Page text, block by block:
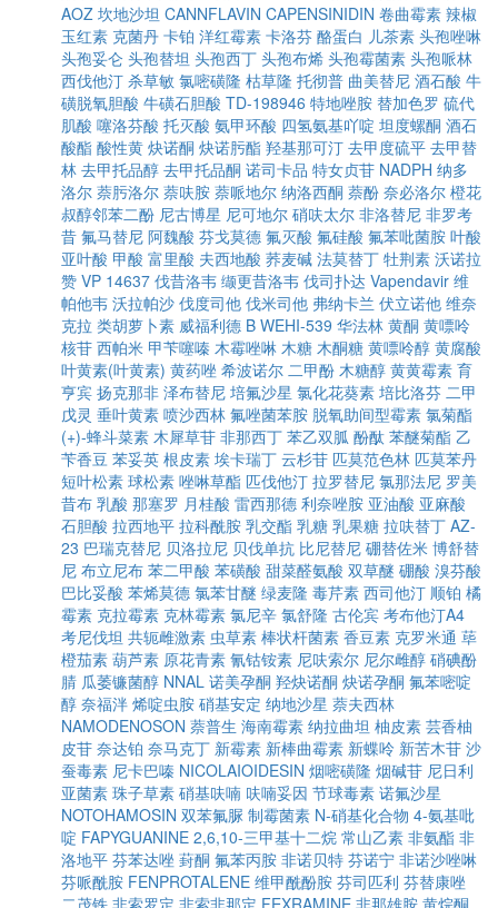
AOZ 坎地沙坦 CANNFLAVIN CAPENSINIDIN 卷曲霉素 辣椒
玉红素 克菌丹 卡铂 洋红霉素 卡洛芬 酪蛋白 儿茶素 头孢唑啉
头孢妥仑 头孢替坦 头孢西丁 头孢布烯 头孢霉菌素 头孢哌林
西伐他汀 杀草敏 氯嘧磺隆 枯草隆 托彻普 曲美替尼 酒石酸 牛
磺脱氧胆酸 牛磺石胆酸 TD-198946 特地唑胺 替加色罗 硫代
肌酸 噻洛芬酸 托灭酸 氨甲环酸 四氢氨基吖啶 坦度螺酮 酒石
酸酯 酸性黄 炔诺酮 炔诺肟酯 羟基那可汀 去甲度硫平 去甲替
林 去甲托品醇 去甲托品酮 诺司卡品 特女贞苷 NADPH 纳多
洛尔 萘肟洛尔 萘呋胺 萘哌地尔 纳洛西酮 萘酚 奈必洛尔 橙花
叔醇邻苯二酚 尼古博星 尼可地尔 硝呋太尔 非洛替尼 非罗考
昔 氟马替尼 阿魏酸 芬戈莫德 氟灭酸 氟硅酸 氟苯吡菌胺 叶酸
亚叶酸 甲酸 富里酸 夫西地酸 荞麦碱 法莫替丁 牡荆素 沃诺拉
赞 VP 14637 伐昔洛韦 缬更昔洛韦 伐司扑达 Vapendavir 维
帕他韦 沃拉帕沙 伐度司他 伐米司他 弗纳卡兰 伏立诺他 维奈
克拉 类胡萝卜素 威福利德 B WEHI-539 华法林 黄酮 黄嘌呤
核苷 西帕米 甲苄噻嗪 木霉唑啉 木糖 木酮糖 黄嘌呤醇 黄腐酸
叶黄素(叶黄素) 黄药唑 希波诺尔 二甲酚 木糖醇 黄黄霉素 育
亨宾 扬克那非 泽布替尼 培氟沙星 氯化花葵素 培比洛芬 二甲
戊灵 垂叶黄素 喷沙西林 氟唑菌苯胺 脱氧助间型霉素 氯菊酯
(+)-蜂斗菜素 木犀草苷 非那西丁 苯乙双胍 酚酞 苯醚菊酯 乙
苄香豆 苯妥英 根皮素 埃卡瑞丁 云杉苷 匹莫范色林 匹莫苯丹
短叶松素 球松素 唑啉草酯 匹伐他汀 拉罗替尼 氯那法尼 罗美
昔布 乳酸 那塞罗 月桂酸 雷西那德 利奈唑胺 亚油酸 亚麻酸
石胆酸 拉西地平 拉科酰胺 乳交酯 乳糖 乳果糖 拉呋替丁 AZ-
23 巴瑞克替尼 贝洛拉尼 贝伐单抗 比尼替尼 硼替佐米 博舒替
尼 布立尼布 苯二甲酸 苯磺酸 甜菜醛氨酸 双草醚 硼酸 溴芬酸
巴比妥酸 苯烯莫德 氯苯甘醚 绿麦隆 毒芹素 西司他汀 顺铂 橘
霉素 克拉霉素 克林霉素 氯尼辛 氯舒隆 古伦宾 考布他汀A4
考尼伐坦 共轭雌激素 虫草素 棒状杆菌素 香豆素 克罗米通 荜
橙茄素 葫芦素 原花青素 氰钴铵素 尼呋索尔 尼尔雌醇 硝碘酚
腈 瓜萎镰菌醇 NNAL 诺美孕酮 羟炔诺酮 炔诺孕酮 氟苯嘧啶
醇 奈福泮 烯啶虫胺 硝基安定 纳地沙星 萘夫西林
NAMODENOSON 萘普生 海南霉素 纳拉曲坦 柚皮素 芸香柚
皮苷 奈达铂 奈马克丁 新霉素 新棒曲霉素 新蝶呤 新苦木苷 沙
蚕毒素 尼卡巴嗪 NICOLAIOIDESIN 烟嘧磺隆 烟碱苷 尼日利
亚菌素 珠子草素 硝基呋喃 呋喃妥因 节球毒素 诺氟沙星
NOTOHAMOSIN 双苯氟脲 制霉菌素 N-硝基化合物 4-氨基吡
啶 FAPYGUANINE 2,6,10-三甲基十二烷 常山乙素 非氨酯 非
洛地平 芬苯达唑 葑酮 氟苯丙胺 非诺贝特 芬诺宁 非诺沙唑啉
芬哌酰胺 FENPROTALENE 维甲酰酚胺 芬司匹利 芬替康唑
二茂铁 非索罗定 非索非那定 FEXRAMINE 非那雄胺 黄烷酮